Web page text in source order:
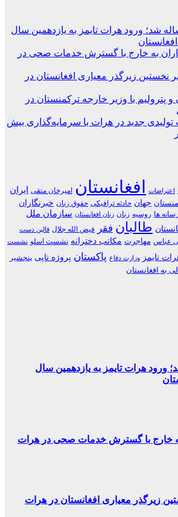
تایمز ۱۱ ساله شد؛ ورود هرات تایمز به یازدهمین سال
به خارج با گسترش خدمات صحی در
زیرگذر معیاری افغانستان در
و پترولیم با وزیر خارجه ترکمنستان در
شرکت تولیدی جدید در هرات با سرمایه‌گذاری بیش
اعتراضات افغانستان امیرخان متقی ایران
جهان حادثه ترافیکی حقوق زنان خبرنگاران
رسانه ها روسیه زنان زنان افغانستان سازمان ملل
طالبان فقر فیض الله جلال قالین دست
عباس مهاجرت مکاتب دخترانه نشست اسلو نشست
تایمز وزارت دفاع پاکستان پروژه تاپی پنجشیر
به افغانستان
۱۱ ساله شد؛ ورود هرات تایمز به یازدهمین سال
خارج با گسترش خدمات صحی در هرات
زیرگذر معیاری افغانستان در هرات